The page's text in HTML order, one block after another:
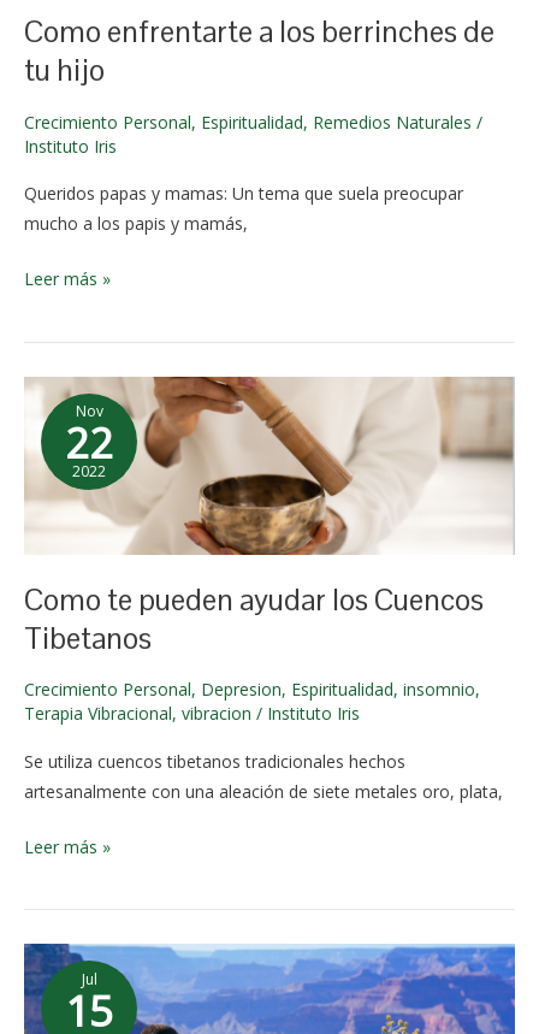
Como enfrentarte a los berrinches de
tu hijo
Crecimiento Personal, Espiritualidad, Remedios Naturales /
Instituto Iris
Queridos papas y mamas: Un tema que suela preocupar
mucho a los papis y mamás,
hijo
Leer más »
Nov
22
2022
6 de
junio de
Como te pueden ayudar los Cuencos
Tibetanos
Crecimiento Personal, Depresion, Espiritualidad, insomnio,
Terapia Vibracional, vibracion / Instituto Iris
Se utiliza cuencos tibetanos tradicionales hechos
artesanalmente con una aleación de siete metales oro, plata,
Como
pueden
ayudar
los
Leer más »
Jul
15
¿Que
son
los